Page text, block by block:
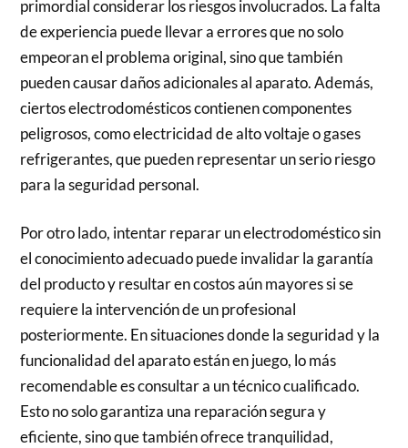
primordial considerar los riesgos involucrados. La falta
de experiencia puede llevar a errores que no solo
empeoran el problema original, sino que también
pueden causar daños adicionales al aparato. Además,
ciertos electrodomésticos contienen componentes
peligrosos, como electricidad de alto voltaje o gases
refrigerantes, que pueden representar un serio riesgo
para la seguridad personal.
Por otro lado, intentar reparar un electrodoméstico sin
el conocimiento adecuado puede invalidar la garantía
del producto y resultar en costos aún mayores si se
requiere la intervención de un profesional
posteriormente. En situaciones donde la seguridad y la
funcionalidad del aparato están en juego, lo más
recomendable es consultar a un técnico cualificado.
Esto no solo garantiza una reparación segura y
eficiente, sino que también ofrece tranquilidad,